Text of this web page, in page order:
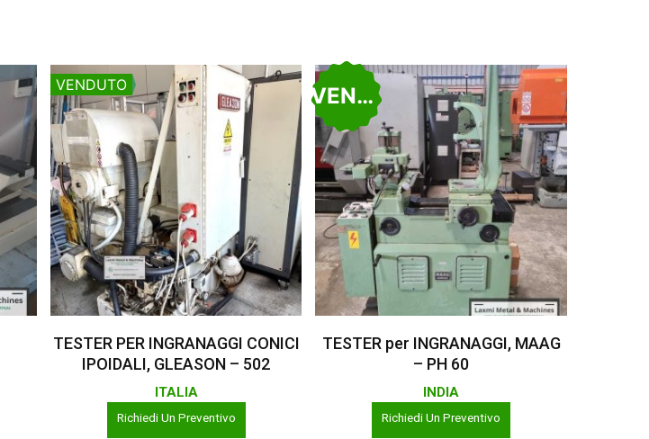
VENDUTO
Leggi Tutto
TESTER PER INGRANAGGI CONICI
IPOIDALI, GLEASON – 502
ITALIA
Richiedi Un Preventivo
VENDUTO
Leggi Tutto
TESTER per INGRANAGGI, MAAG
– PH 60
INDIA
Richiedi Un Preventivo